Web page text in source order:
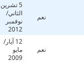
نعم
5 تشرين
الثاني/
نوفمبر
2012
نعم
12 آيار/
مايو
2009